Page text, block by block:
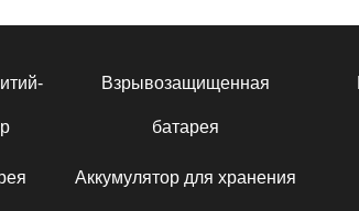
Взрывозащищенная
батарея
Аккумулятор для хранения